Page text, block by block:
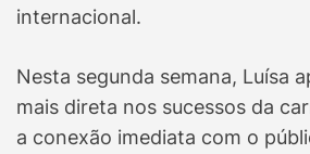
internacional.
Nesta segunda semana, Luísa
mais direta nos sucessos da
a conexão imediata com o